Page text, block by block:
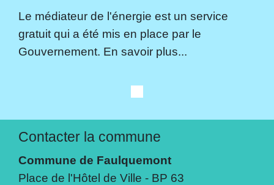
Le médiateur de l'énergie est un service
gratuit qui a été mis en place par le
Gouvernement. En savoir plus...
Contacter la commune
Commune de Faulquemont
Place de l'Hôtel de Ville - BP 63